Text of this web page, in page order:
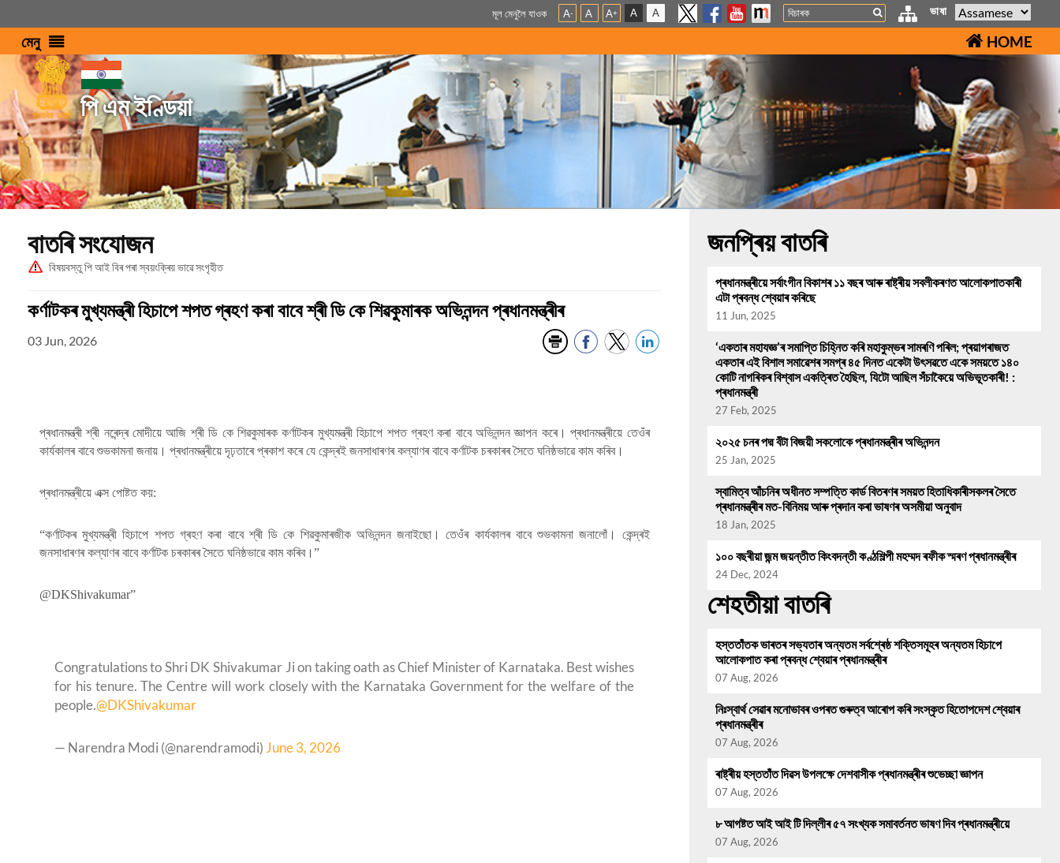
মূল মেনুলৈ যাওক A- A A+ A A Search ভাষা
মেনু HOME
পি এম ইণ্ডিয়া
বাতৰি সংযোজন
বিষয়বস্তু পি আই বিৰ পৰা স্বয়ংক্ৰিয় ভাৱে সংগৃহীত
কৰ্ণাটকৰ মুখ্যমন্ত্ৰী হিচাপে শপত গ্ৰহণ কৰা বাবে শ্ৰী ডি কে শিৱকুমাৰক অভিনন্দন প্ৰধানমন্ত্ৰীৰ
03 Jun, 2026
প্ৰধানমন্ত্ৰী শ্ৰী নৰেন্দ্ৰ মোদীয়ে আজি শ্ৰী ডি কে শিৱকুমাৰক কৰ্ণাটকৰ মুখ্যমন্ত্ৰী হিচাপে শপত গ্ৰহণ কৰা বাবে অভিনন্দন জ্ঞাপন কৰে। প্ৰধানমন্ত্ৰীয়ে তেওঁৰ
কাৰ্যকালৰ বাবে শুভকামনা জনায়। প্ৰধানমন্ত্ৰীয়ে দৃঢ়তাৰে প্ৰকাশ কৰে যে কেন্দ্ৰই জনসাধাৰণৰ কল্যাণৰ বাবে কৰ্ণাটক চৰকাৰৰ সৈতে ঘনিষ্ঠভাৱে কাম কৰিব।
প্ৰধানমন্ত্ৰীয়ে এক্স পোষ্টত কয়:
“কৰ্ণাটকৰ মুখ্যমন্ত্ৰী হিচাপে শপত গ্ৰহণ কৰা বাবে শ্ৰী ডি কে শিৱকুমাৰজীক অভিনন্দন জনাইছো। তেওঁৰ কাৰ্যকালৰ বাবে শুভকামনা জনালোঁ। কেন্দ্ৰই
জনসাধাৰণৰ কল্যাণৰ বাবে কৰ্ণাটক চৰকাৰৰ সৈতে ঘনিষ্ঠভাৱে কাম কৰিব।”
@DKShivakumar”
Congratulations to Shri DK Shivakumar Ji on taking oath as Chief Minister of Karnataka. Best wishes
for his tenure. The Centre will work closely with the Karnataka Government for the welfare of the
people.@DKShivakumar
— Narendra Modi (@narendramodi)June 3, 2026
জনপ্ৰিয় বাতৰি
প্ৰধানমন্ত্ৰীয়ে সৰ্বাংগীন বিকাশৰ ১১ বছৰ আৰু ৰাষ্ট্ৰীয় সবলীকৰণত আলোকপাতকাৰী
এটা প্ৰবন্ধ শ্বেয়াৰ কৰিছে
11 Jun, 2025
‘একতাৰ মহাযজ্ঞ’ৰ সমাপ্তি চিহ্নিত কৰি মহাকুম্ভৰ সামৰণি পৰিল; প্ৰয়াগৰাজত
একতাৰ এই বিশাল সমাৱেশৰ সমগ্ৰ ৪৫ দিনত একেটা উৎসৱতে একে সময়তে ১৪০
কোটি নাগৰিকৰ বিশ্বাস একত্ৰিত হৈছিল, যিটো আছিল সঁচাকৈয়ে অভিভূতকাৰী! :
প্ৰধানমন্ত্ৰী
27 Feb, 2025
২০২৫ চনৰ পদ্ম বঁটা বিজয়ী সকলোকে প্ৰধানমন্ত্ৰীৰ অভিনন্দন
25 Jan, 2025
স্বামিত্ব আঁচনিৰ অধীনত সম্পত্তি কাৰ্ড বিতৰণৰ সময়ত হিতাধিকাৰীসকলৰ সৈতে
প্ৰধানমন্ত্ৰীৰ মত-বিনিময় আৰু প্ৰদান কৰা ভাষণৰ অসমীয়া অনুবাদ
18 Jan, 2025
১০০ বছৰীয়া জন্ম জয়ন্তীত কিংবদন্তী কণ্ঠশিল্পী মহম্মদ ৰফীক স্মৰণ প্ৰধানমন্ত্ৰীৰ
24 Dec, 2024
শেহতীয়া বাতৰি
হস্ততাঁতক ভাৰতৰ সভ্যতাৰ অন্যতম সৰ্বশ্ৰেষ্ঠ শক্তিসমূহৰ অন্যতম হিচাপে
আলোকপাত কৰা প্ৰবন্ধ শ্বেয়াৰ প্ৰধানমন্ত্ৰীৰ
07 Aug, 2026
নিঃস্বাৰ্থ সেৱাৰ মনোভাবৰ ওপৰত গুৰুত্ব আৰোপ কৰি সংস্কৃত হিতোপদেশ শ্বেয়াৰ
প্ৰধানমন্ত্ৰীৰ
07 Aug, 2026
ৰাষ্ট্ৰীয় হস্ততাঁত দিৱস উপলক্ষে দেশবাসীক প্ৰধানমন্ত্ৰীৰ শুভেচ্ছা জ্ঞাপন
07 Aug, 2026
৮ আগষ্টত আই আই টি দিল্লীৰ ৫৭ সংখ্যক সমাবৰ্তনত ভাষণ দিব প্ৰধানমন্ত্ৰীয়ে
07 Aug, 2026